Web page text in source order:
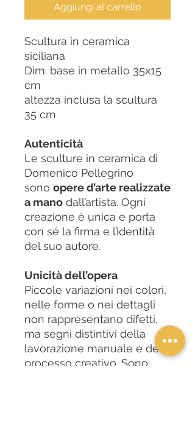
Aggiungi al carrello
Scultura in ceramica
siciliana
Dim. base in metallo 35x15
cm
altezza inclusa la scultura
35 cm
Autenticità
Le sculture in ceramica di
Domenico Pellegrino
sono opere d’arte realizzate
a mano dall’artista. Ogni
creazione è unica e porta
con sé la firma e l’identità
del suo autore.
Unicità dell’opera
Piccole variazioni nei colori,
nelle forme o nei dettagli
non rappresentano difetti,
ma segni distintivi della
lavorazione manuale e del
processo creativo. Sono